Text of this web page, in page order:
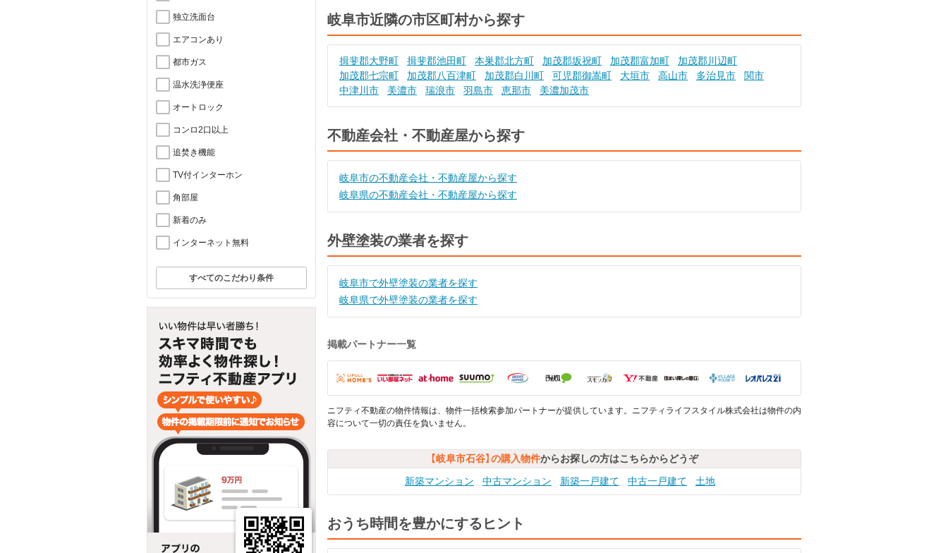
独立洗面台
エアコンあり
都市ガス
温水洗浄便座
オートロック
コンロ2口以上
追焚き機能
TV付インターホン
角部屋
新着のみ
インターネット無料
すべてのこだわり条件
岐阜市近隣の市区町村から探す
揖斐郡大野町 揖斐郡池田町 本巣郡北方町 加茂郡坂祝町 加茂郡富加町
加茂郡川辺町
加茂郡七宗町
加茂郡八百津町 加茂郡白川町 可児郡御嵩町 大垣市 高山市 多治見市
関市
中津川市
美濃市 瑞浪市 羽島市 恵那市 美濃加茂市
不動産会社・不動産屋から探す
岐阜市の不動産会社・不動産屋から探す
岐阜県の不動産会社・不動産屋から探す
外壁塗装の業者を探す
岐阜市で外壁塗装の業者を探す
岐阜県で外壁塗装の業者を探す
掲載パートナー一覧
ニフティ不動産の物件情報は、物件一括検索参加パートナーが提供しています。ニフティライフスタイル株式会社は物件の内
容について一切の責任を負いません。
【岐阜市石谷】の購入物件からお探しの方はこちらからどうぞ
新築マンション
中古マンション 新築一戸建て 中古一戸建て 土地
おうち時間を豊かにするヒント